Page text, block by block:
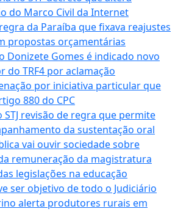
do Marco Civil da Internet
da Paraíba que fixava reajustes
propostas orçamentárias
Donizete Gomes é indicado novo
do TRF4 por aclamação
por iniciativa particular que
880 do CPC
STJ revisão de regra que permite
da sustentação oral
vai ouvir sociedade sobre
remuneração da magistratura
legislações na educação
ser objetivo de todo o Judiciário
alerta produtores rurais em